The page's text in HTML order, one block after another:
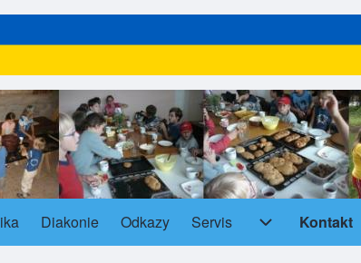
Diakonie Odkazy Servis Kontakt